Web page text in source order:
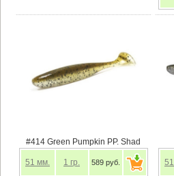
#414 Green Pumpkin PP. Shad
51 мм. 1 гр. 589 руб. 51